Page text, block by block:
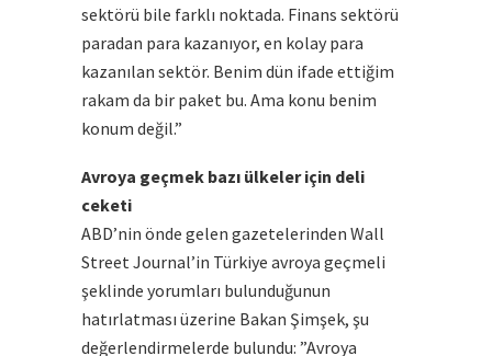
sektörü bile farklı noktada. Finans sektörü
paradan para kazanıyor, en kolay para
kazanılan sektör. Benim dün ifade ettiğim
rakam da bir paket bu. Ama konu benim
konum değil.”
Avroya geçmek bazı ülkeler için deli
ceketi
ABD’nin önde gelen gazetelerinden Wall
Street Journal’in Türkiye avroya geçmeli
şeklinde yorumları bulunduğunun
hatırlatması üzerine Bakan Şimşek, şu
değerlendirmelerde bulundu: ”Avroya